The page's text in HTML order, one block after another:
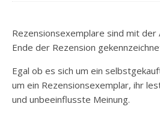
Rezensionsexemplare sind mit der
Ende der Rezension
Egal ob es sich um ein
um ein Rezensionsexemplar, ihr
und unbeeinflusste Meinung.